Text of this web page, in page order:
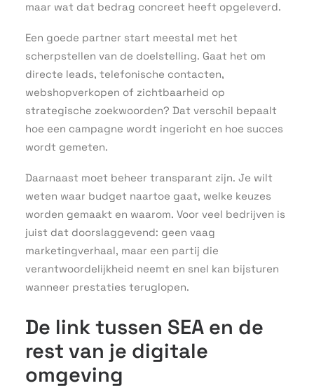
maar wat dat bedrag concreet heeft opgeleverd.
Een goede partner start meestal met het
scherpstellen van de doelstelling. Gaat het om
directe leads, telefonische contacten,
webshopverkopen of zichtbaarheid op
strategische zoekwoorden? Dat verschil bepaalt
hoe een campagne wordt ingericht en hoe succes
wordt gemeten.
Daarnaast moet beheer transparant zijn. Je wilt
weten waar budget naartoe gaat, welke keuzes
worden gemaakt en waarom. Voor veel bedrijven is
juist dat doorslaggevend: geen vaag
marketingverhaal, maar een partij die
verantwoordelijkheid neemt en snel kan bijsturen
wanneer prestaties teruglopen.
De link tussen SEA en de
rest van je digitale
omgeving